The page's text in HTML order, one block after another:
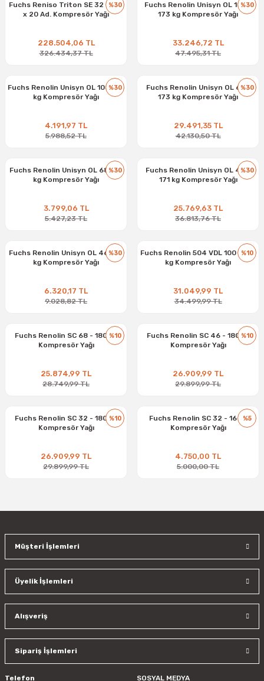
%30
Fuchs Reniso Triton SE 32 - 1 Lt
x 20 Ad. Kompresör Yağı
228.504,06 TL
326.434,37 TL
%30
Fuchs Renolin Unisyn OL 100 -
173 kg Kompresör Yağı
33.246,72 TL
47.495,31 TL
%30
Fuchs Renolin Unisyn OL 100 - 16
kg Kompresör Yağı
4.191,97 TL
5.988,52 TL
%30
Fuchs Renolin Unisyn OL 68 -
173 kg Kompresör Yağı
29.491,35 TL
42.130,50 TL
%30
Fuchs Renolin Unisyn OL 68 - 16
kg Kompresör Yağı
3.799,06 TL
5.427,23 TL
%30
Fuchs Renolin Unisyn OL 46 -
171 kg Kompresör Yağı
25.769,63 TL
36.813,76 TL
%30
Fuchs Renolin Unisyn OL 46 - 16
kg Kompresör Yağı
6.320,17 TL
9.028,82 TL
%10
Fuchs Renolin 504 VDL 100 - 180
kg Kompresör Yağı
31.049,99 TL
34.499,99 TL
%10
Fuchs Renolin SC 68 - 180 kg
Kompresör Yağı
25.874,99 TL
28.749,99 TL
%10
Fuchs Renolin SC 46 - 180 kg
Kompresör Yağı
26.909,99 TL
29.899,99 TL
%10
Fuchs Renolin SC 32 - 180 kg
Kompresör Yağı
26.909,99 TL
29.899,99 TL
%5
Fuchs Renolin SC 32 - 16 kg
Kompresör Yağı
4.750,00 TL
5.000,00 TL
Müşteri İşlemleri
Üyelik İşlemleri
Alışveriş
Sipariş İşlemleri
Telefon SOSYAL MEDYA